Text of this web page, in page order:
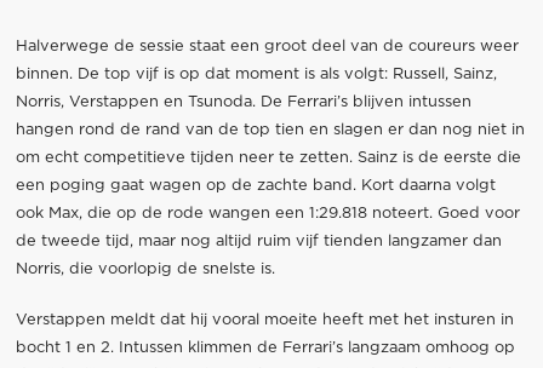
Halverwege de sessie staat een groot deel van de coureurs weer
binnen. De top vijf is op dat moment is als volgt: Russell, Sainz,
Norris, Verstappen en Tsunoda. De Ferrari’s blijven intussen
hangen rond de rand van de top tien en slagen er dan nog niet in
om echt competitieve tijden neer te zetten. Sainz is de eerste die
een poging gaat wagen op de zachte band. Kort daarna volgt
ook Max, die op de rode wangen een 1:29.818 noteert. Goed voor
de tweede tijd, maar nog altijd ruim vijf tienden langzamer dan
Norris, die voorlopig de snelste is.
Verstappen meldt dat hij vooral moeite heeft met het insturen in
bocht 1 en 2. Intussen klimmen de Ferrari’s langzaam omhoog op